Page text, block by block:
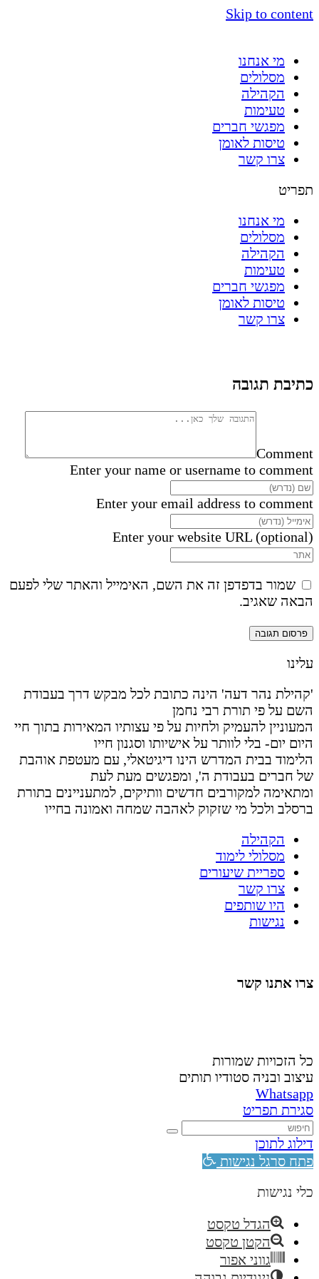
Skip to content
מי אנחנו
מסלולים
הקהילה
טעימות
מפגשי חברים
טיסות לאומן
צרו קשר
תפריט
מי אנחנו
מסלולים
הקהילה
טעימות
מפגשי חברים
טיסות לאומן
צרו קשר
כתיבת תגובה
Comment
Enter your name or username to comment
Enter your email address to comment
Enter your website URL (optional)
שמור בדפדפן זה את השם, האימייל והאתר שלי לפעם
הבאה שאגיב.
עלינו
'קהילת נהר דעה' הינה כתובת לכל מבקש דרך בעבודת
השם על פי תורת רבי נחמן
המעוניין להעמיק ולחיות על פי עצותיו המאירות בתוך חיי
היום יום- בלי לוותר על אישיותו וסגנון חייו
הלימוד בבית המדרש הינו דיגיטאלי, עם מעטפת אוהבת
של חברים בעבודת ה', ומפגשים מעת לעת
ומתאימה למקורבים חדשים וותיקים, למתעניינים בתורת
ברסלב ולכל מי שזקוק לאהבה שמחה ואמונה בחייו
הקהילה
מסלולי לימוד
ספריית שיעורים
צרו קשר
היו שותפים
נגישות
צרו אתנו קשר
כל הזכויות שמורות
עיצוב ובניה סטודיו תותים
Whatsapp
סגירת תפריט
דילוג לתוכן
פתח סרגל נגישות
כלי נגישות
הגדל טקסט
הקטן טקסט
גווני אפור